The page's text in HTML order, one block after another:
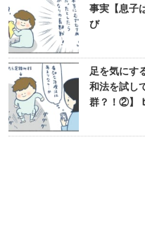
事実【息子
び
足を気にす
和法を試し
群？！②】